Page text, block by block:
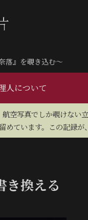
落』を覗き込む～
人について
空写真でしか覗けな
ています。この記録
き換える